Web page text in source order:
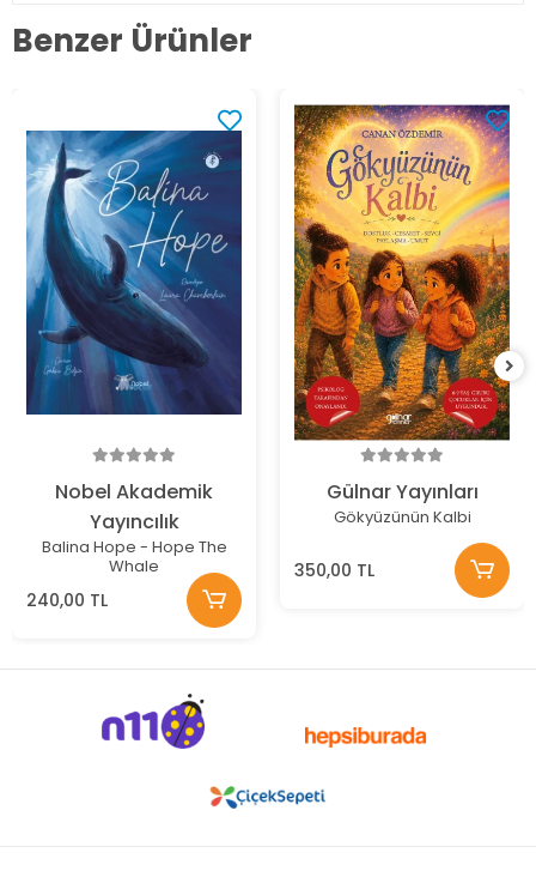
Benzer Ürünler
Nobel Akademik
Yayıncılık
Balina Hope - Hope The
Whale
240,00 TL
Gülnar Yayınları
Gökyüzünün Kalbi
350,00 TL